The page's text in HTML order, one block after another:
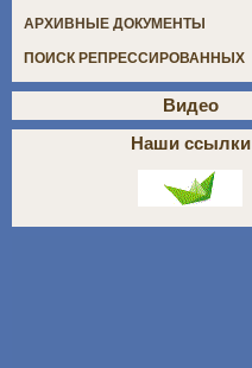
АРХИВНЫЕ ДОКУМЕНТЫ
ПОИСК РЕПРЕССИРОВАННЫХ
Видео
Наши ссылки